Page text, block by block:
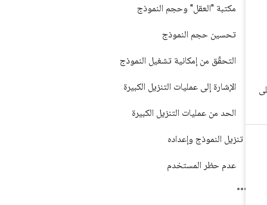
مكتبة "العقل" وحجم النموذج
تحسين حجم النموذج
التحقّق من إمكانية تشغيل النموذج
الإشارة إلى عمليات التنزيل الكبيرة
الحد من عمليات التنزيل الكبيرة
تنزيل النموذج وإعداده
عدم حظر المستخدم